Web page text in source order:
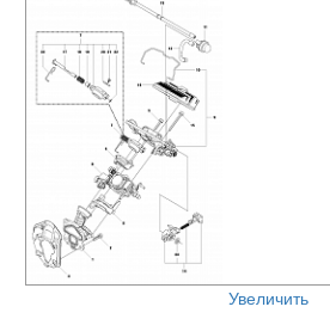
Увеличить